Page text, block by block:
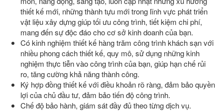
thiết kế mới, những thành tựu mới trong lĩnh vực phát triển
vật liệu xây dựng giúp tối ưu công trình, tiết kiệm chi phí,
mang đến sự độc đáo cho cơ sở kinh doanh của bạn.
Có kinh nghiệm thiết kế hàng trăm công trình khách sạn với
nhiều phong cách thiết kế, quy mô, sử dụng những kinh
nghiệm thực tiễn vào công trình của bạn, giúp hạn chế rủi
ro, tăng cường khả năng thành công.
Ký hợp đồng thiết kế với điều khoản rõ ràng, đảm bảo quyền
lợi của chủ đầu tư, đảm bảo tiến độ công trình.
Chế độ bảo hành, giám sát đầy đủ theo từng dịch vụ.